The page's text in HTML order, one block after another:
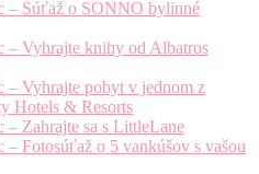
– Súťaž o SONNO bylinné
– Vyhrajte knihy od Albatros
– Vyhrajte pobyt v jednom z
Hotels & Resorts
– Zahrajte sa s LittleLane
– Fotosúťaž o 5 vankúšov s vašou